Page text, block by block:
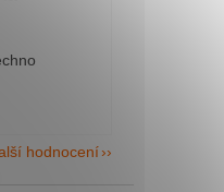
je 5 z 5 hvězdiček.
hodnocení